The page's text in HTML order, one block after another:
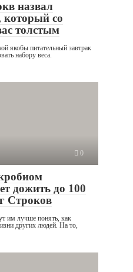
назвал
который со
толстым
якобы питательный завтрак
набору веса.
0
дожить до 100
Строков
им лучше понять, как
других людей. На то,